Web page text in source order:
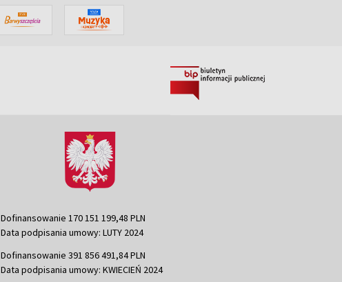
Dofinansowanie 170 151 199,48 PLN
Data podpisania umowy: LUTY 2024
Dofinansowanie 391 856 491,84 PLN
Data podpisania umowy: KWIECIEŃ 2024